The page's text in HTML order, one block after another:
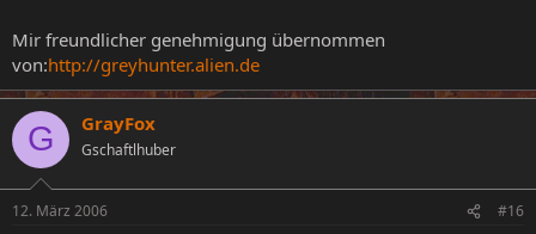
müsse und es sich doch nun bitte aus dem Staub
machen möchte.
Zeitgleich erschien ihre Mutter, da sie den Eindruck
gehabt hat, von ihrer Tochter gerufen zu werden. Beide
bemerkten eine ungewöhnliche Kälte im Raum, der Kopf
war nun nicht mehr zu sehen. Die Mutter forderte das
der Alien tatsächlich der geballten Frauenpower, wobei
Mir freundlicher genehmigung übernommen
von:http://greyhunter.alien.de
G GrayFox
Gschaftlhuber
12. März 2006 #16